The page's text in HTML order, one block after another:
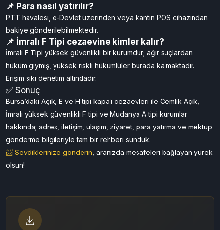
📌 Para nasıl yatırılır?
PTT havalesi, e‑Devlet üzerinden veya kantin POS cihazından
bakiye gönderilebilmektedir.
📌 İmralı F Tipi cezaevine kimler kalır?
İmralı F Tipi yüksek güvenlikli bir kurumdur; ağır suçlardan
hüküm giymiş, yüksek riskli hükümlüler burada kalmaktadır.
Erişim sıkı denetim altındadır.
✅ Sonuç
Bursa’daki Açık, E ve H tipi kapalı cezaevleri ile Gemlik Açık,
İmralı yüksek güvenlikli F tipi ve Mudanya A tipi kurumlar
hakkında; adres, iletişim, ulaşım, ziyaret, para yatırma ve mektup
gönderme bilgileriyle tam bir rehberi sunduk.
📨 Sevdiklerinize gönderin , aranızda mesafeleri bağlayan yürek
olsun!